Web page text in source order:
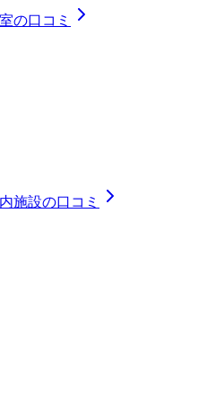
の口コミ
施設の口コミ